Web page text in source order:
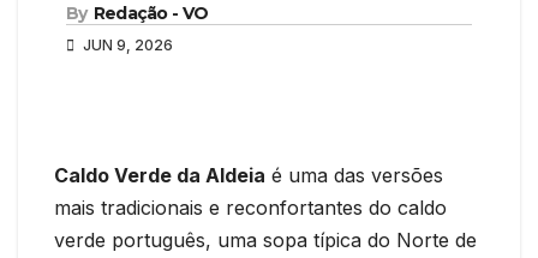
By Redação - VO
JUN 9, 2026
Caldo Verde da Aldeia é uma das versões
mais tradicionais e reconfortantes do caldo
verde português, uma sopa típica do Norte de